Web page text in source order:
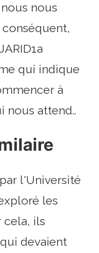
nous
qui indique
à
nous attend..
l'Université
les
cela, ils
devaient